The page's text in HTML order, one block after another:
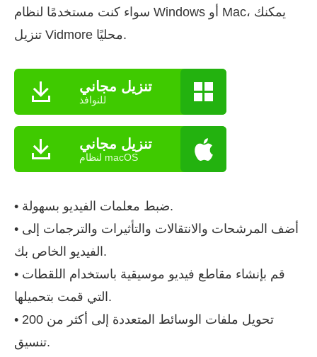
سواء كنت مستخدمًا لنظام Windows أو Mac، يمكنك
تنزيل Vidmore محليًا.
تنزيل مجاني
للنوافذ
تنزيل مجاني
لنظام macOS
• ضبط معلمات الفيديو بسهولة.
• أضف المرشحات والانتقالات والتأثيرات والترجمات إلى
الفيديو الخاص بك.
• قم بإنشاء مقاطع فيديو موسيقية باستخدام اللقطات
التي قمت بتحميلها.
• تحويل ملفات الوسائط المتعددة إلى أكثر من 200
تنسيق.